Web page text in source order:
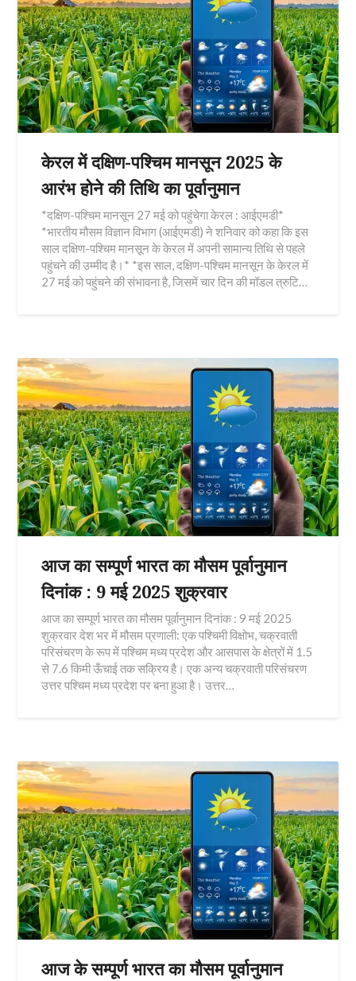
केरल में दक्षिण-पश्चिम मानसून 2025 के
आरंभ होने की तिथि का पूर्वानुमान
*दक्षिण-पश्चिम मानसून 27 मई को पहुंचेगा केरल : आईएमडी*
*भारतीय मौसम विज्ञान विभाग (आईएमडी) ने शनिवार को कहा कि इस
साल दक्षिण-पश्चिम मानसून के केरल में अपनी सामान्य तिथि से पहले
पहुंचने की उम्मीद है।* *इस साल, दक्षिण-पश्चिम मानसून के केरल में
27 मई को पहुंचने की संभावना है, जिसमें चार दिन की मॉडल त्रुटि…
आज का सम्पूर्ण भारत का मौसम पूर्वानुमान
दिनांक : 9 मई 2025 शुक्रवार
आज का सम्पूर्ण भारत का मौसम पूर्वानुमान दिनांक : 9 मई 2025
शुक्रवार देश भर में मौसम प्रणाली: एक पश्चिमी विक्षोभ, चक्रवाती
परिसंचरण के रूप में पश्चिम मध्य प्रदेश और आसपास के क्षेत्रों में 1.5
से 7.6 किमी ऊँचाई तक सक्रिय है। एक अन्य चक्रवाती परिसंचरण
उत्तर पश्चिम मध्य प्रदेश पर बना हुआ है। उत्तर…
आज के सम्पूर्ण भारत का मौसम पूर्वानुमान